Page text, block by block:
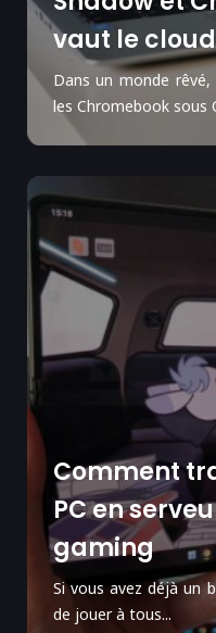
vaut le
Dans un monde
les Chromebook sous
Comment
PC en
gaming
Si vous avez déjà un
de jouer à tous...